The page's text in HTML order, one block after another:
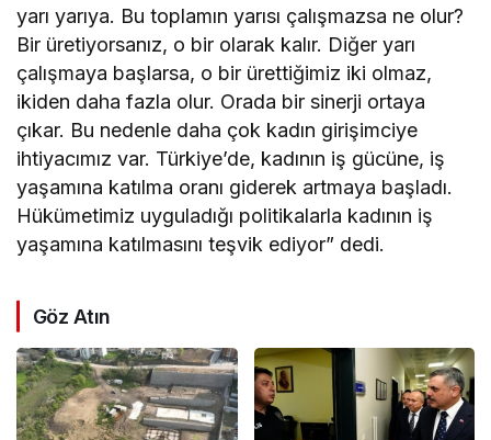
yarı yarıya. Bu toplamın yarısı çalışmazsa ne olur?
Bir üretiyorsanız, o bir olarak kalır. Diğer yarı
çalışmaya başlarsa, o bir ürettiğimiz iki olmaz,
ikiden daha fazla olur. Orada bir sinerji ortaya
çıkar. Bu nedenle daha çok kadın girişimciye
ihtiyacımız var. Türkiye’de, kadının iş gücüne, iş
yaşamına katılma oranı giderek artmaya başladı.
Hükümetimiz uyguladığı politikalarla kadının iş
yaşamına katılmasını teşvik ediyor” dedi.
Göz Atın